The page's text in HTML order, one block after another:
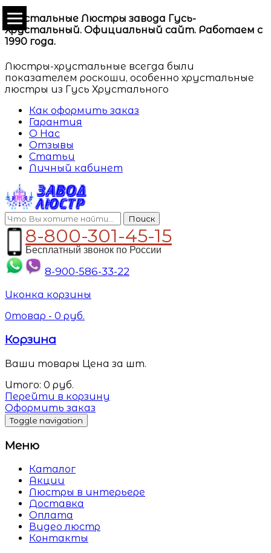
Хрустальные Люстры завода Гусь-
Хрустальный. Официальный сайт. Работаем с
1990 года.
Люстры-хрустальные всегда были
показателем роскоши, особенно хрустальные
люстры из Гусь Хрустального
Как оформить заказ
Гарантия
О Нас
Отзывы
Статьи
Личный кабинет
Поиск
8-800-301-45-15
Бесплатный звонок по России
8-900-586-33-22
Иконка корзины
0товар - 0 руб.
Корзина
Ваши товары Цена за шт.
Итого: 0 руб.
Перейти в корзину
Оформить заказ
Toggle navigation
Меню
Каталог
Акции
Люстры в интерьере
Доставка
Оплата
Видео люстр
Контакты